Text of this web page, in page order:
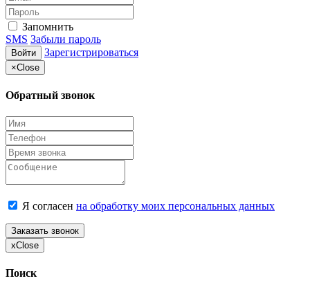
Запомнить
SMS Забыли пароль
Войти Зарегистрироваться
×Close
Обратный звонок
Я согласен на обработку моих персональных данных
Заказать звонок
xClose
Поиск